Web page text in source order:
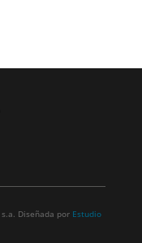
Diseñada por Estudio